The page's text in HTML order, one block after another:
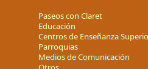
Paseos con Claret
Educación
Centros de Enseñanza
Parroquias
Medios de Comunicación